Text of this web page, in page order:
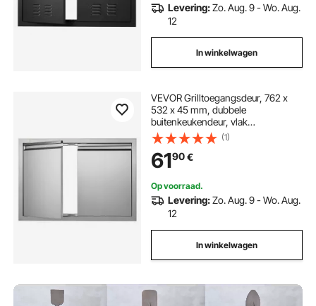
Levering:Zo. Aug. 9 - Wo. Aug.
12
In winkelwagen
VEVOR Grilltoegangsdeur, 762 x
532 x 45 mm, dubbele
buitenkeukendeur, vlak
gemonteerde roestvrijstalen deur,
verticale wanddeur met intrekbare
handgrepen, voor grill-eiland,
grillstation, buitenkast, enz.
(1)
6190€
Op voorraad.
Levering:Zo. Aug. 9 - Wo. Aug.
12
In winkelwagen